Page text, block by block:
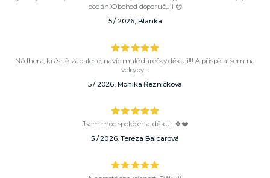
dodání.Obchod doporučuji 😊
5 / 2026, Blanka
Nádhera, krásně zabalené, navíc malé dárečky,děkuji!!! A přispěla jsem na
velryby!!!
5 / 2026, Monika Řezníčková
Jsem moc spokojena, děkuji 🍀❤️
5 / 2026, Tereza Balcarová